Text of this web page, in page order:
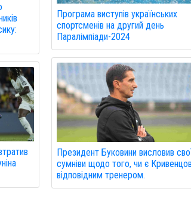
Програма виступів українських
спортсменів на другий день
Паралімпіади-2024
Президент Буковини висловив
сумніви щодо того, чи є Кривенцов
відповідним тренером.